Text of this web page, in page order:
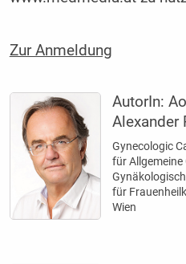
Zur Anmeldung
AutorIn:
Alexander
Gynecologic
für
für
Wien